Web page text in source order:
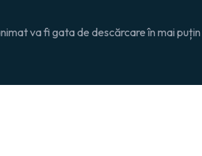
va fi gata de descărcare în mai